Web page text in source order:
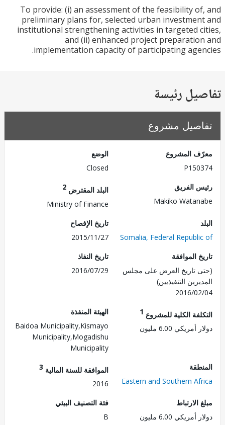
To provide: (i) an assessment of the feasibility
preliminary plans for, selected urban
institutional strengthening activities in targeted
and (ii) enhanced project
implementation capacity of participating
رئيسة
مشروع
المشروع
الفريق
Makiko
البلد المقترض
Ministry of Finance
Somalia, Federal
تاريخ الإفصاح
2015/11/27
الموافقة
تاريخ العرض على مجلس
التنفيذيين)
2016/
تاريخ النفاذ
2016/07/29
الكلية للمشروع1
6.00 مليون
الهيئة المنفذة
Baidoa Municipality,Kismayo
Municipality,Mogadishu
Municipality
Eastern and Southern
الموافقة للسنة المالية3
2016
6.00 مليون
فئة التصنيف البيئي